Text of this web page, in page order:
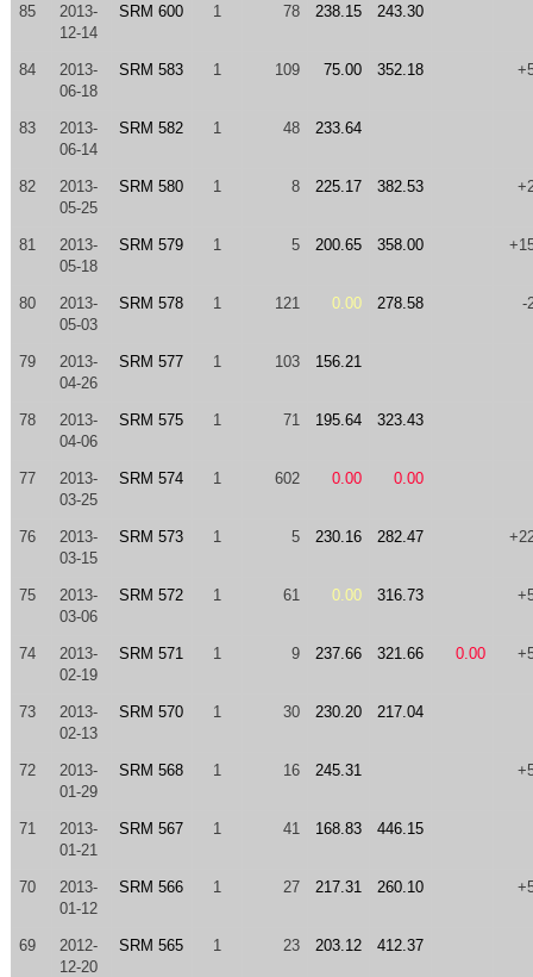
85
2013-
12-14
SRM 600 1 78 238.15 243.30
84
2013-
06-18
SRM 583 1 109 75.00 352.18
83
2013-
06-14
SRM 582 1 48 233.64
82
2013-
05-25
SRM 580 1 8 225.17 382.53
81
2013-
05-18
SRM 579 1 5 200.65 358.00
80
2013-
05-03
SRM 578 1 121 0.00 278.58 -
79
2013-
04-26
SRM 577 1 103 156.21
78
2013-
04-06
SRM 575 1 71 195.64 323.43
77
2013-
03-25
SRM 574 1 602 0.00 0.00
76
2013-
03-15
SRM 573 1 5 230.16 282.47
75
2013-
03-06
SRM 572 1 61 0.00 316.73
74
2013-
02-19
SRM 571 1 9 237.66 321.66 0.00
73
2013-
02-13
SRM 570 1 30 230.20 217.04
72
2013-
01-29
SRM 568 1 16 245.31
71
2013-
01-21
SRM 567 1 41 168.83 446.15
70
2013-
01-12
SRM 566 1 27 217.31 260.10
69
2012-
12-20
SRM 565 1 23 203.12 412.37